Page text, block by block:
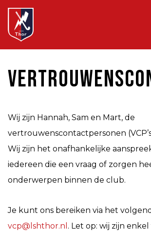
Skip
Wij zijn Hannah, Sam en Mart, de
vertrouwenscontactpersonen
Wij zijn het onafhankelijke
iedereen die een vraag of zorgen
onderwerpen binnen de club.
Je kunt ons bereiken via het
vcp@lshthor.nl . Let op: wij zijn enkel